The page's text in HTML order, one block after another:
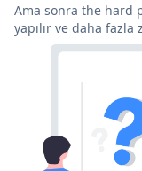
Ama sonra the hard
yapılır ve daha